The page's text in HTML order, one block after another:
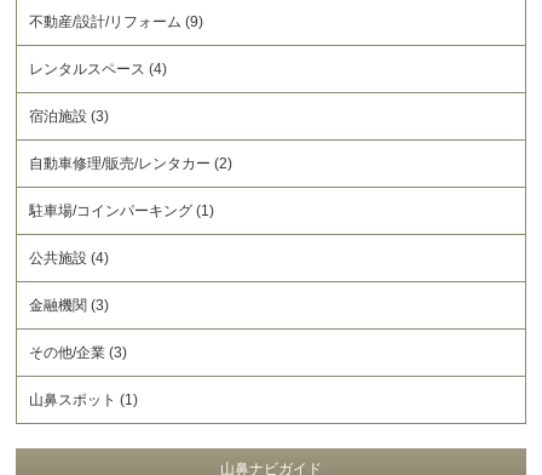
不動産/設計/リフォーム (9)
レンタルスペース (4)
宿泊施設 (3)
自動車修理/販売/レンタカー (2)
駐車場/コインパーキング (1)
公共施設 (4)
金融機関 (3)
その他/企業 (3)
山鼻スポット (1)
山鼻ナビガイド